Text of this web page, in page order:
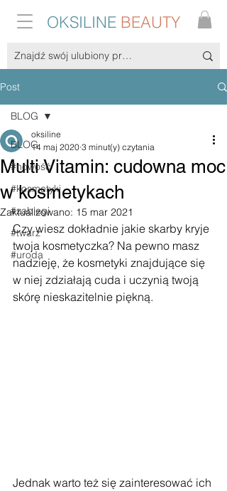
OKSILINE BEAUTY
Post
BLOG
#nowość
#kosmetyki
#zabiegi
#twarz
#uroda
BLOG
Multi Vitamin: cudowna moc
w kosmetykach
oksiline
14 maj 2020 3 minut(y) czytania
Zaktualizowano: 15 mar 2021
Czy wiesz dokładnie jakie skarby kryje
twoja kosmetyczka? Na pewno masz
nadzieję, że kosmetyki znajdujące się
w niej zdziałają cuda i uczynią twoją
skórę nieskazitelnie piękną.
Jednak warto też się zainteresować ich